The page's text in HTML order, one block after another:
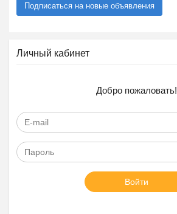
Подписаться на новые объявления
Личный кабинет
Добро пожаловать!
Войти